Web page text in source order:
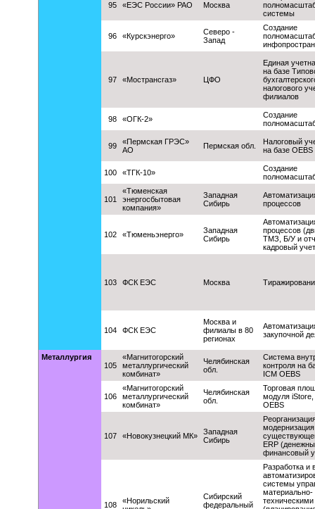
95 «ЕЭС России» РАО Москва
системы
96 «Курскэнерго»
Северо -
Запад
Создание
97 «Мострансгаз» ЦФО
Единая
на базе
налогового
филиалов
98 «ОГК-2»
Создание
99
«Пермская ГРЭС»
АО
Пермская обл.
Налоговый
на базе OEBS
100 «ТГК-10»
Создание
101
«Тюменская
энергосбытовая
компания»
Западная
Сибирь
процессов
102 «Тюменьэнерго»
Западная
Сибирь
процессов
ТМЗ, Б/У и
кадровый
103 ФСК ЕЭС Москва
104 ФСК ЕЭС
Москва и
филиалы в 80
регионах
закупочной
Металлургия
105
«Магнитогорский
металлургический
комбинат»
Челябинская
обл.
Система
контроля на
ICM OEBS
106
«Магнитогорский
металлургический
комбинат»
Челябинская
обл.
Торговая
модуля
OEBS
107 «Новокузнецкий МК»
Западная
Сибирь
модернизация
ERP
финансовый
108
«Норильский
Сибирский
федеральный
Разработка и
системы
материально-